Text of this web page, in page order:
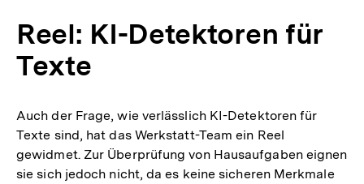
Reel: KI-Detektoren für
Texte
Auch der Frage, wie verlässlich KI-Detektoren für
Texte sind, hat das Werkstatt-Team ein Reel
gewidmet. Zur Überprüfung von Hausaufgaben eignen
sie sich jedoch nicht, da es keine sicheren Merkmale